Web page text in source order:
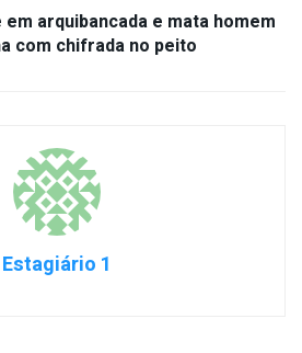
arquibancada e mata homem
com chifrada no peito
Estagiário 1